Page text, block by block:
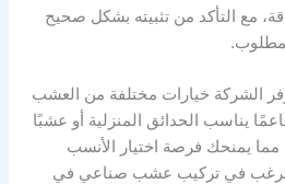
مع التأكد من تثبيته بشكل صحيح
الشركة خيارات مختلفة من العشب
يناسب الحدائق المنزلية أو عشبًا
يمنحك فرصة اختيار الأنسب
ترغب في تركيب عشب صناعي في